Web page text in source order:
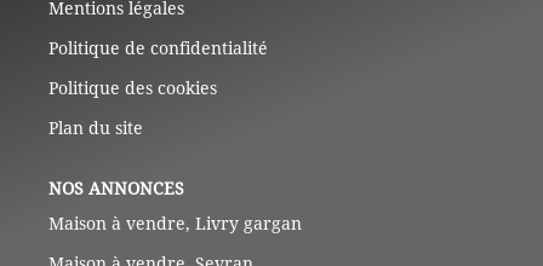
Mentions légales
Politique de confidentialité
Politique des cookies
Plan du site
NOS ANNONCES
Maison à vendre, Livry gargan